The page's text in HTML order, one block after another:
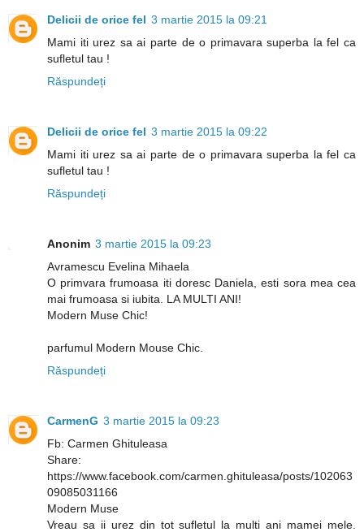
Delicii de orice fel 3 martie 2015 la 09:21
Mami iti urez sa ai parte de o primavara superba la fel ca
sufletul tau !
Răspundeți
Delicii de orice fel 3 martie 2015 la 09:22
Mami iti urez sa ai parte de o primavara superba la fel ca
sufletul tau !
Răspundeți
Anonim 3 martie 2015 la 09:23
Avramescu Evelina Mihaela
O primvara frumoasa iti doresc Daniela, esti sora mea cea
mai frumoasa si iubita. LA MULTI ANI!
Modern Muse Chic!
parfumul Modern Mouse Chic.
Răspundeți
CarmenG 3 martie 2015 la 09:23
Fb: Carmen Ghituleasa
Share:
https://www.facebook.com/carmen.ghituleasa/posts/102063
09085031166
Modern Muse
Vreau sa ii urez din tot sufletul la multi ani mamei mele.